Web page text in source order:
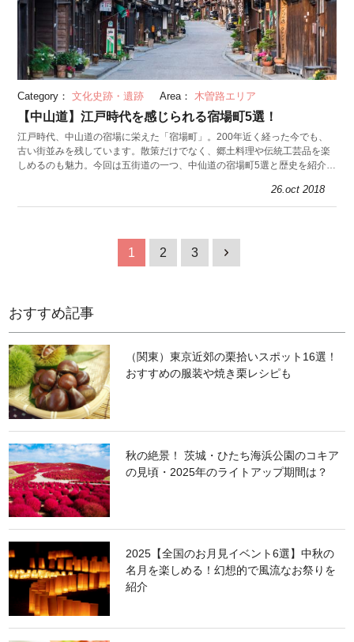
Category： 文化史跡・遺跡 Area： 木曽路エリア
【中山道】江戸時代を感じられる宿場町5選！
江戸時代、中山道の宿場に栄えた「宿場町」。200年近く経った今でも、
古い街並みを残しています。散策だけでなく、郷土料理や伝統工芸品を楽
しめるのも魅力。今回は五街道の一つ、中仙道の宿場町5選と歴史を紹介し
26.oct 2018
1 2 3 1
おすすめ記事
（関東）東京近郊の栗拾いスポット16選！
おすすめの服装や焼き栗レシピも
秋の絶景！ 茨城・ひたち海浜公園のコキア
の見頃・2025年のライトアップ期間は？
2025【全国のお月見イベント6選】中秋の
名月を楽しめる！幻想的で風流なお祭りを
紹介